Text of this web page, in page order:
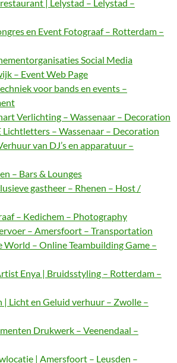
| Lelystad – Lelystad –
en Event Fotograaf – Rotterdam –
Social Media
– Event Web Page
voor bands en events –
Verlichting – Wassenaar – Decoration
Lichtletters – Wassenaar – Decoration
van DJ’s en apparatuur –
– Bars & Lounges
gastheer – Rhenen – Host /
– Kedichem – Photography
– Amersfoort – Transportation
World – Online Teambuilding Game –
Enya | Bruidsstyling – Rotterdam –
| Licht en Geluid verhuur – Zwolle –
Drukwerk – Veenendaal –
| Amersfoort – Leusden –